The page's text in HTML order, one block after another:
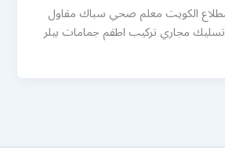
الكويت معلم صحي سباك مقاول
مجاري تركيب اطقم جمامات بيلر